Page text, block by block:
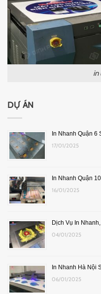
in
DỰ ÁN
In Nhanh Quận 6
17/01/2025
In Nhanh Quận
16/01/2025
Dịch Vụ In
04/01/2025
In Nhanh Hà Nội
06/01/2025